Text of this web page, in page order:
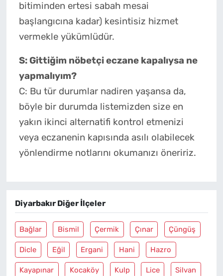
bitiminden ertesi sabah mesai
başlangıcına kadar) kesintisiz hizmet
vermekle yükümlüdür.
S: Gittiğim nöbetçi eczane kapalıysa ne
yapmalıyım?
C: Bu tür durumlar nadiren yaşansa da,
böyle bir durumda listemizden size en
yakın ikinci alternatifi kontrol etmenizi
veya eczanenin kapısında asılı olabilecek
yönlendirme notlarını okumanızı öneririz.
Diyarbakır Diğer İlçeler
Bağlar Bismil Çermik Çınar Çüngüş
Dicle Eğil Ergani Hani Hazro
Kayapınar Kocaköy Kulp Lice Silvan